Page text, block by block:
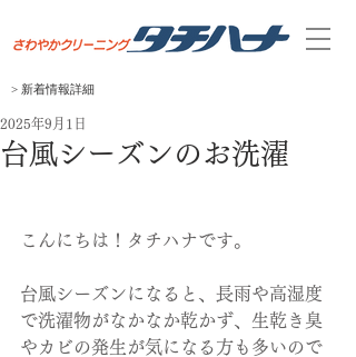
> 新着​情報​詳細
台風シーズンのお洗濯
2025年9月1日
こんにちは！タチハナです。
台風シーズンになると、長雨や高湿度
で洗濯物がなかなか乾かず、生乾き臭
やカビの発生が気になる方も多いので